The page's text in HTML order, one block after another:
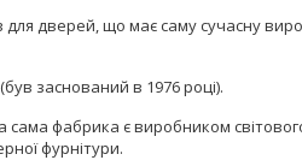
дверей, що має саму сучасну
заснований в 1976 році).
, а сама фабрика є виробником
фурнітури.